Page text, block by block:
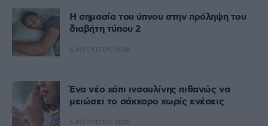
Η σημασία του ύπνου στην πρόληψη του
διαβήτη τύπου 2
6 ΑΥΓΟΎΣΤΟΥ, 2026
Ένα νέο χάπι ινσουλίνης πιθανώς να
μειώσει το σάκχαρο χωρίς ενέσεις
5 ΑΥΓΟΎΣΤΟΥ, 2026